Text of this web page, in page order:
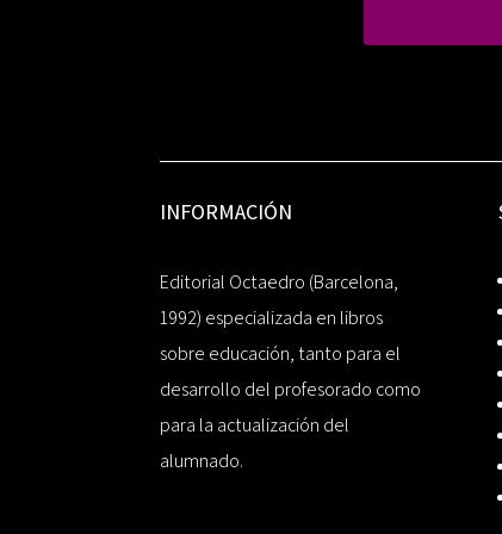
INFORMACIÓN
Editorial Octaedro (Barcelona,
1992) especializada en libros
sobre educación, tanto para el
desarrollo del profesorado como
para la actualización del
alumnado.